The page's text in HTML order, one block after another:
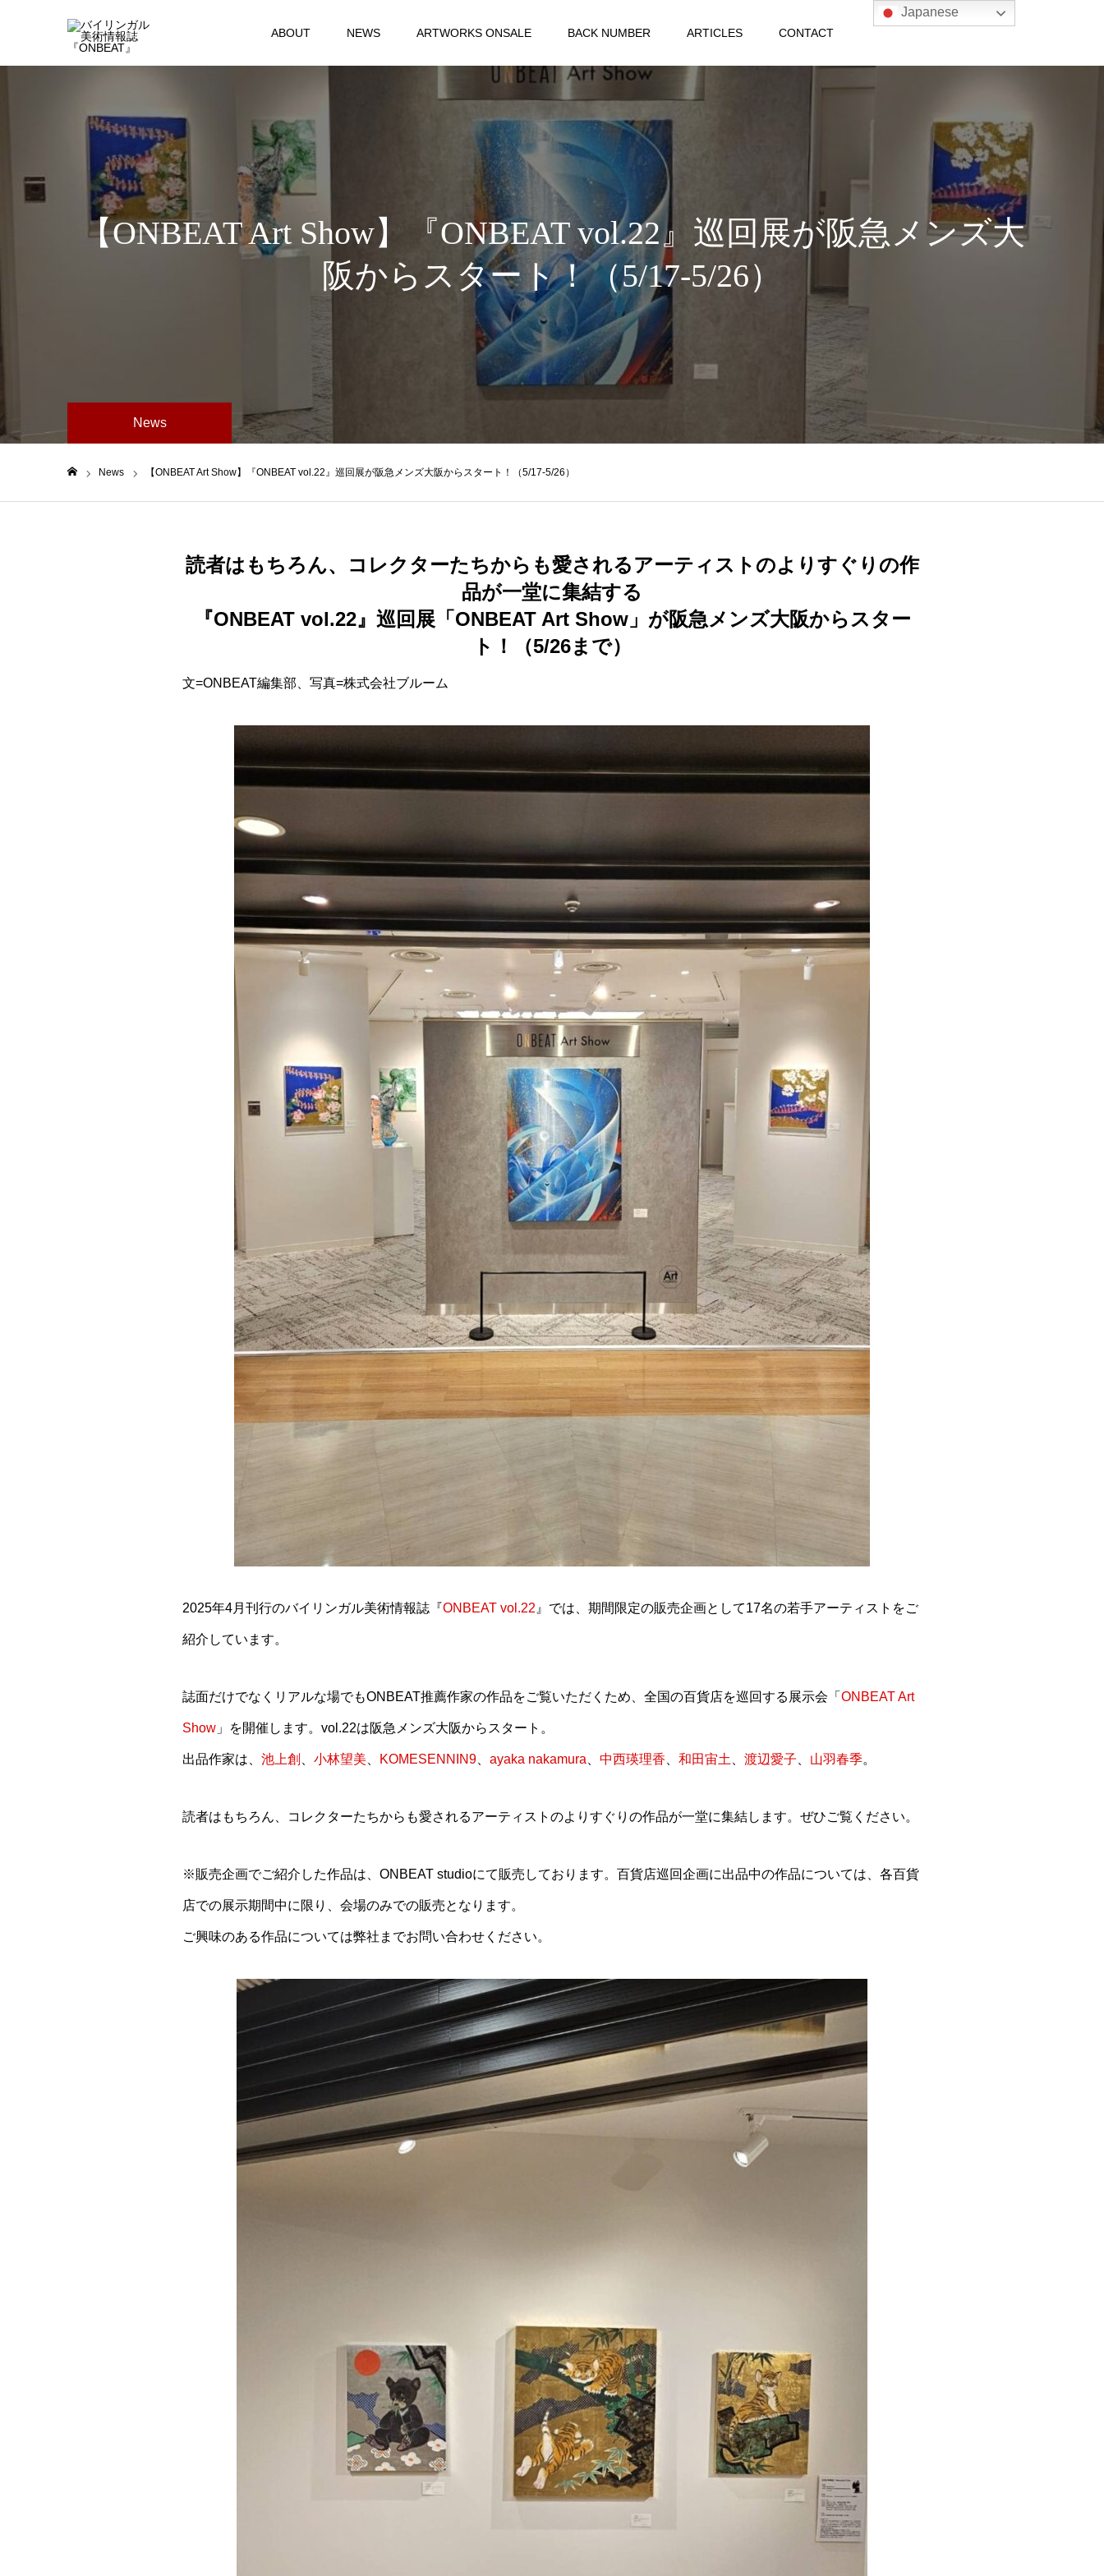
ABOUT NEWS ARTWORKS ONSALE BACK NUMBER ARTICLES CONTACT
【ONBEAT Art Show】『ONBEAT vol.22』巡回展が阪急メンズ大
阪からスタート！（5/17-5/26）
News
News 【ONBEAT Art Show】『ONBEAT vol.22』巡回展が阪急メンズ大阪からスタート！（5/17-5/26）
読者はもちろん、コレクターたちからも愛されるアーティストのよりすぐりの作
品が一堂に集結する
『ONBEAT vol.22』巡回展「ONBEAT Art Show」が阪急メンズ大阪からスター
ト！（5/26まで）
文=ONBEAT編集部、写真=株式会社ブルーム
2025年4月刊行のバイリンガル美術情報誌『ONBEAT vol.22 』では、期間限定の販売企画として17名の若手アーティストをご
紹介しています。
誌面だけでなくリアルな場でもONBEAT推薦作家の作品をご覧いただくため、全国の百貨店を巡回する展示会「 ONBEAT Art
Show 」を開催します。vol.22は阪急メンズ大阪からスタート。
出品作家は、 池上創 小林望美 KOMESENNIN9 ayaka nakamura 中西瑛理香 和田宙土 渡辺愛子 山羽春季。
読者はもちろん、コレクターたちからも愛されるアーティストのよりすぐりの作品が一堂に集結します。ぜひご覧ください。
※販売企画でご紹介した作品は、ONBEAT studioにて販売しております。百貨店巡回企画に出品中の作品については、各百貨
店での展示期間中に限り、会場のみでの販売となります。
ご興味のある作品については弊社までお問い合わせください。
Japanese